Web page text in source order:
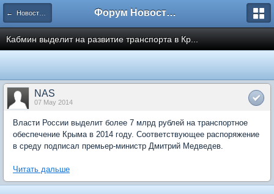
← Новости рынка недвижимости Форум Новостройки
Кабмин выделит на развитие транспорта в Кр...
NAS
07 May 2014
Власти России выделит более 7 млрд рублей на транспортное
обеспечение Крыма в 2014 году. Соответствующее распоряжение
в среду подписал премьер-министр Дмитрий Медведев.
Читать дальше